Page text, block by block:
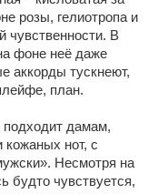
розы, гелиотропа и
чувственности. В
фоне неё даже
аккорды тускнеют,
план.
дамам,
кожаных нот, с
Несмотря на
будто чувствуется,